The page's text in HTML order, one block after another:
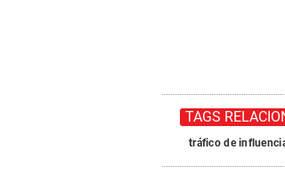
TAGS
tráfico de